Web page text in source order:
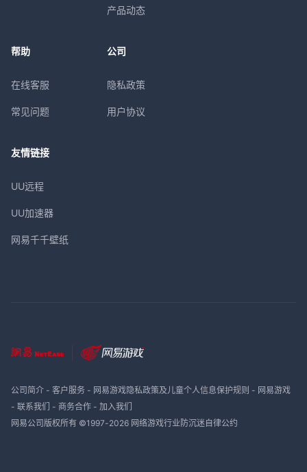
产品动态
帮助
在线客服
常见问题
公司
隐私政策
用户协议
友情链接
UU远程
UU加速器
网易千千壁纸
公司简介- 客户服务- 网易游戏隐私政策及儿童个人信息保护规则 - 网易游戏
- 联系我们 - 商务合作- 加入我们
网易公司版权所有 ©1997-2026 网络游戏行业防沉迷自律公约